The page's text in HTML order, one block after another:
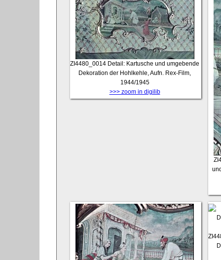
ZI4480_0014 Detail: Kartusche und umgebende
Dekoration der Hohlkehle, Aufn. Rex-Film,
1944/1945
>>> zoom in digilib